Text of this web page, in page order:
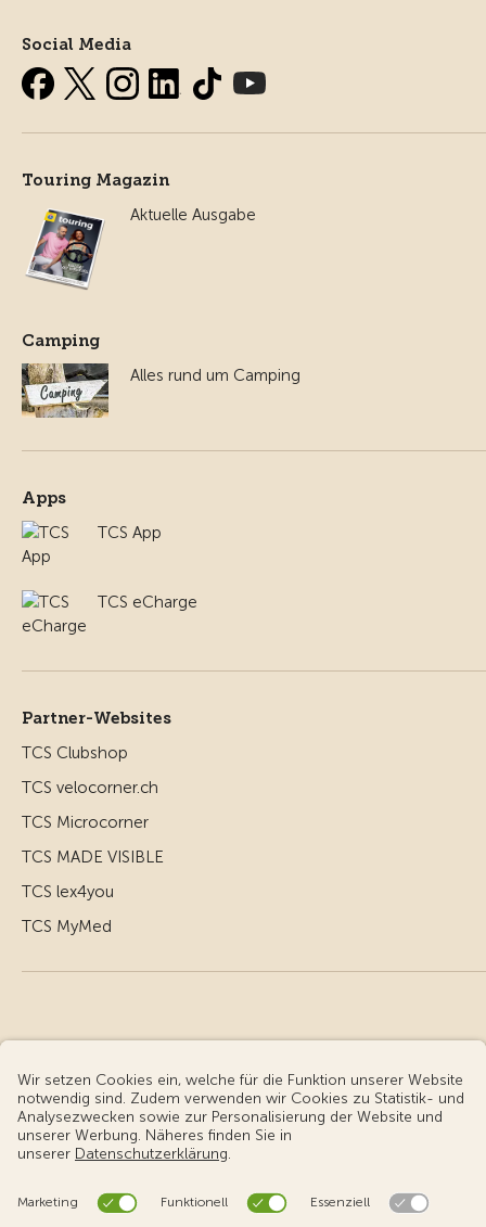
Social Media
Touring Magazin
Aktuelle Ausgabe
Camping
Alles rund um Camping
Apps
TCS App
TCS eCharge
Partner-Websites
TCS Clubshop
TCS velocorner.ch
TCS Microcorner
TCS MADE VISIBLE
TCS lex4you
TCS MyMed
© Touring Club Schweiz
Benutzungsbedingungen - rechtliche Informationen